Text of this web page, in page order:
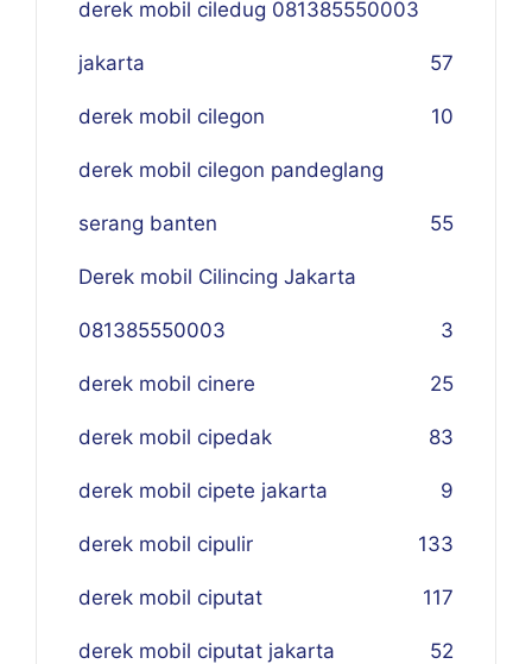
derek mobil ciledug 081385550003
jakarta 57
derek mobil cilegon 10
derek mobil cilegon pandeglang
serang banten 55
Derek mobil Cilincing Jakarta
081385550003 3
derek mobil cinere 25
derek mobil cipedak 83
derek mobil cipete jakarta 9
derek mobil cipulir 133
derek mobil ciputat 117
derek mobil ciputat jakarta 52